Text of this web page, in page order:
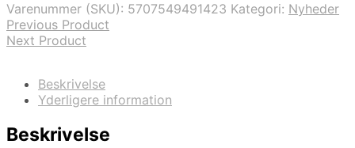
Varenummer (SKU): 5707549491423 Kategori: Nyheder
Previous Product
Next Product
Beskrivelse
Yderligere information
Beskrivelse